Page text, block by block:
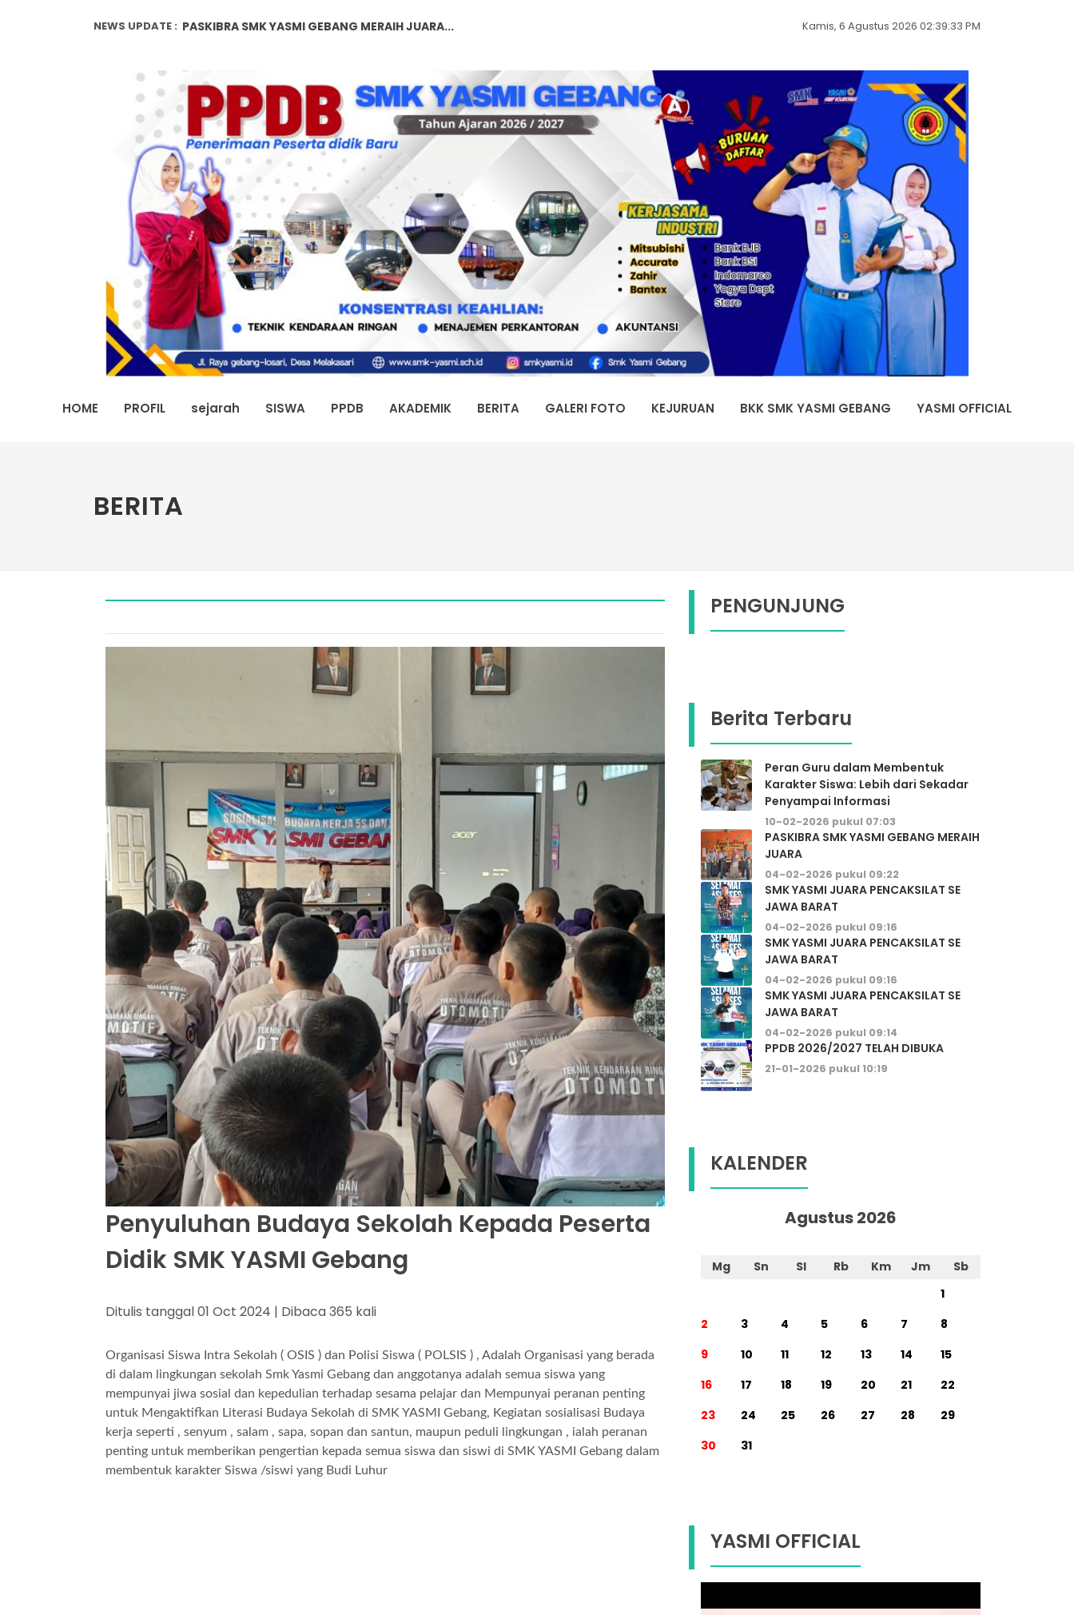
NEWS UPDATE :
SMK YASMI JUARA PENCAKSILAT SE JAWA BARAT...
SMK YASMI JUARA PENCAKSILAT SE JAWA BARAT...
PPDB 2026/2027 TELAH DIBUKA...
17 Thn SMK YASMI GEBANG...
WALK INTERVIEW...
Penanggulangan Bullying, Begini Caranya...
Metode Pembelajaran Untuk Kurikulum Merdeka...
Peran Guru dalam Membentuk Karakter Siswa: Lebih dari Sekada...
PASKIBRA SMK YASMI GEBANG MERAIH JUARA...
Kamis, 6 Agustus 2026 02:39:34 PM
HOME PROFIL sejarah SISWA PPDB AKADEMIK BERITA GALERI FOTO KEJURUAN BKK SMK YASMI GEBANG YASMI OFFICIAL
BERITA
Penyuluhan Budaya Sekolah Kepada Peserta
Didik SMK YASMI Gebang
Ditulis tanggal 01 Oct 2024 | Dibaca 365 kali
Organisasi Siswa Intra Sekolah ( OSIS ) dan Polisi Siswa ( POLSIS ) , Adalah Organisasi yang berada
di dalam lingkungan sekolah Smk Yasmi Gebang dan anggotanya adalah semua siswa yang
mempunyai jiwa sosial dan kepedulian terhadap sesama pelajar dan Mempunyai peranan penting
untuk Mengaktifkan Literasi Budaya Sekolah di SMK YASMI Gebang, Kegiatan sosialisasi Budaya
kerja seperti , senyum , salam , sapa, sopan dan santun, maupun peduli lingkungan , ialah peranan
penting untuk memberikan pengertian kepada semua siswa dan siswi di SMK YASMI Gebang dalam
membentuk karakter Siswa /siswi yang Budi Luhur
PENGUNJUNG
Berita Terbaru
Peran Guru dalam Membentuk
Karakter Siswa: Lebih dari Sekadar
Penyampai Informasi
10-02-2026 pukul 07:03
PASKIBRA SMK YASMI GEBANG MERAIH
JUARA
04-02-2026 pukul 09:22
SMK YASMI JUARA PENCAKSILAT SE
JAWA BARAT
04-02-2026 pukul 09:16
SMK YASMI JUARA PENCAKSILAT SE
JAWA BARAT
04-02-2026 pukul 09:16
SMK YASMI JUARA PENCAKSILAT SE
JAWA BARAT
04-02-2026 pukul 09:14
PPDB 2026/2027 TELAH DIBUKA
21-01-2026 pukul 10:19
KALENDER
Agustus 2026
Mg Sn Sl Rb Km Jm
Sb
1
2
3 4 5 6 7
8
9
10 11 12 13 14
15
16
17 18 19 20 21
22
23
24 25 26 27 28
29
30
31
YASMI OFFICIAL